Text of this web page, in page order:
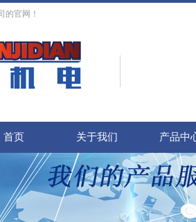
的官网！
首页 关于我们 产品中